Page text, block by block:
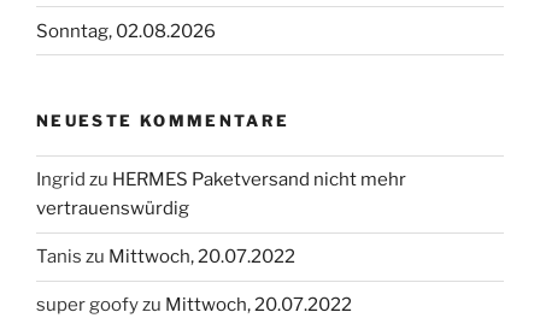
Sonntag, 02.08.2026
NEUESTE KOMMENTARE
Ingrid zu HERMES Paketversand nicht mehr
vertrauenswürdig
Tanis zu Mittwoch, 20.07.2022
super goofyzu Mittwoch, 20.07.2022